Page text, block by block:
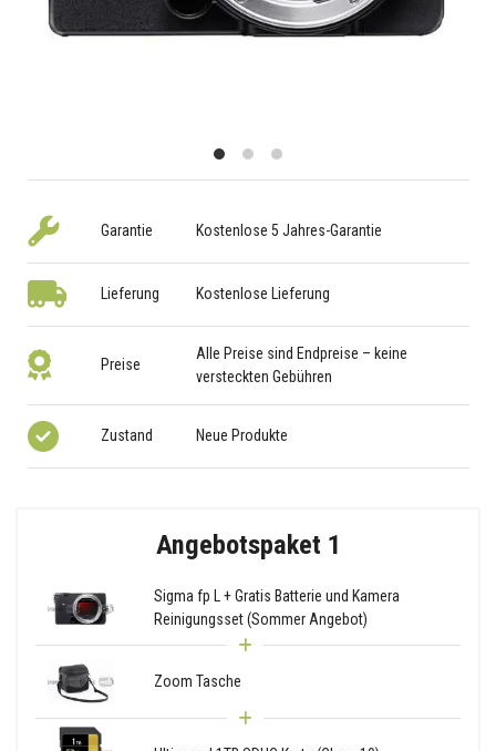
Garantie Kostenlose 5 Jahres-Garantie
Lieferung Kostenlose Lieferung
Preise
Alle Preise sind Endpreise – keine
versteckten Gebühren
Zustand Neue Produkte
Angebotspaket 1
Sigma fp L + Gratis Batterie und Kamera
Reinigungsset (Sommer Angebot)
Zoom Tasche